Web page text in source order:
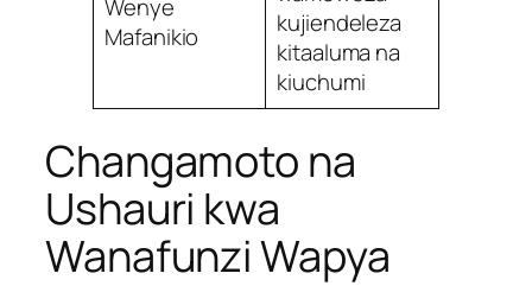
Wenye
Mafanikio
kujiendeleza
kitaaluma na
kiuchumi
Changamoto na
Ushauri kwa
Wanafunzi Wapya